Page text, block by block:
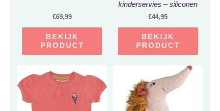
€69,99
BEKIJK
PRODUCT
kinderservies – siliconen
bord – siliconen lepel –
€44,95
BEKIJK
PRODUCT